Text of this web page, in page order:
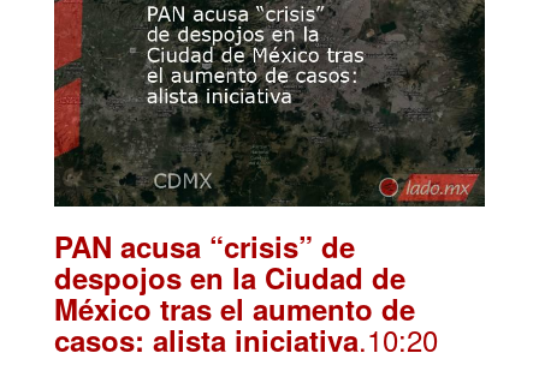
PAN acusa “crisis” de
despojos en la Ciudad de
México tras el aumento de
casos: alista iniciativa.10:20